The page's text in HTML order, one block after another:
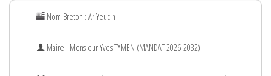
Nom Breton : Ar Yeuc'h
Maire : MonsieurYvesTYMEN (MANDAT 2026-2032)